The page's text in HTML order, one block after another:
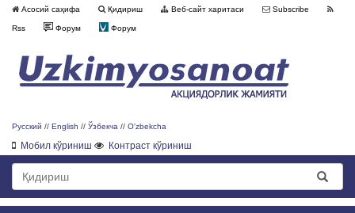
Асосий саҳифа Қидириш Веб-сайт харитаси Subscribe
Rss Форум Форум
Русский // English // Ўзбекча // O'zbekcha
Мобил кўриниш Контраст кўриниш